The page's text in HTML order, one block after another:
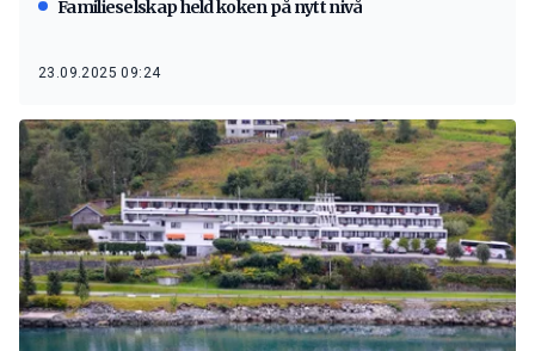
Familieselskap held koken på nytt nivå
23.09.2025 09:24